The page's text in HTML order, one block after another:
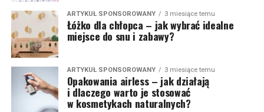
ARTYKUŁ SPONSOROWANY 3 miesiące temu
Łóżko dla chłopca – jak wybrać idealne
miejsce do snu i zabawy?
ARTYKUŁ SPONSOROWANY 3 miesiące temu
Opakowania airless – jak działają
i dlaczego warto je stosować
w kosmetykach naturalnych?